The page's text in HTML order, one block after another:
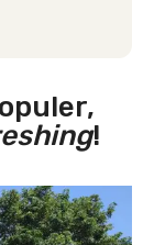
!